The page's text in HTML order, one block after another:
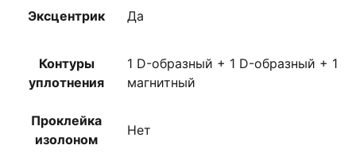
Эксцентрик Да
Контуры
уплотнения
1 D-образный + 1 D-образный + 1
магнитный
Проклейка
изолоном
Нет